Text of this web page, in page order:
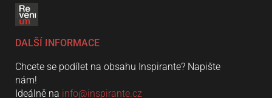
DALŠÍ INFORMACE
Chcete se podílet na obsahu Inspirante? Napište
nám!
Ideálně na info@inspirante.cz